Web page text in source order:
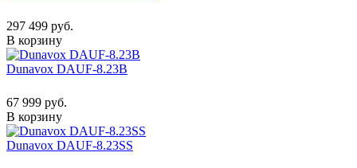
297 499 руб.
В корзину
Dunavox DAUF-8.23B
67 999 руб.
В корзину
Dunavox DAUF-8.23SS